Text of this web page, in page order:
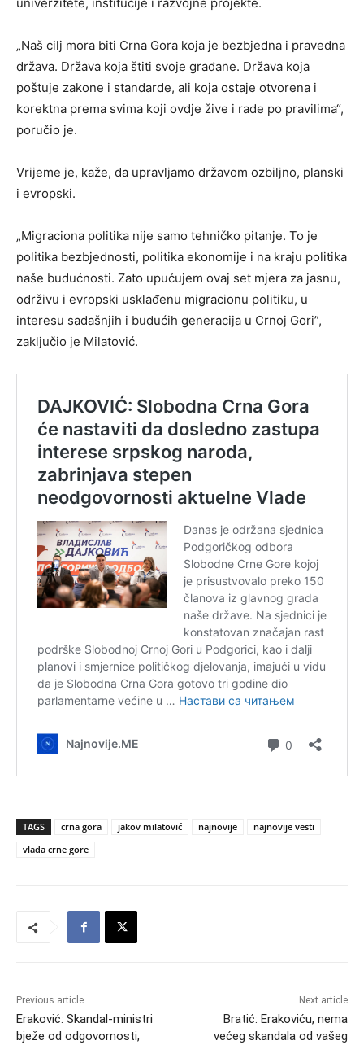
„Naš cilj mora biti Crna Gora koja je bezbjedna i pravedna
država. Država koja štiti svoje građane. Država koja
poštuje zakone i standarde, ali koja ostaje otvorena i
korektna prema svima koji ovdje žive i rade po pravilima“,
poručio je.
Vrijeme je, kaže, da upravljamo državom ozbiljno, planski
i evropski.
„Migraciona politika nije samo tehničko pitanje. To je
politika bezbjednosti, politika ekonomije i na kraju politika
naše budućnosti. Zato upućujem ovaj set mjera za jasnu,
održivu i evropski usklađenu migracionu politiku, u
interesu sadašnjih i budućih generacija u Crnoj Gori”,
zaključio je Milatović.
TAGS crna gora jakov milatović najnovije
najnovije vesti
vlada crne gore
Previous article
Eraković: Skandal-ministri
bježe od odgovornosti,
Next article
Bratić: Erakoviću, nema
većeg skandala od vašeg